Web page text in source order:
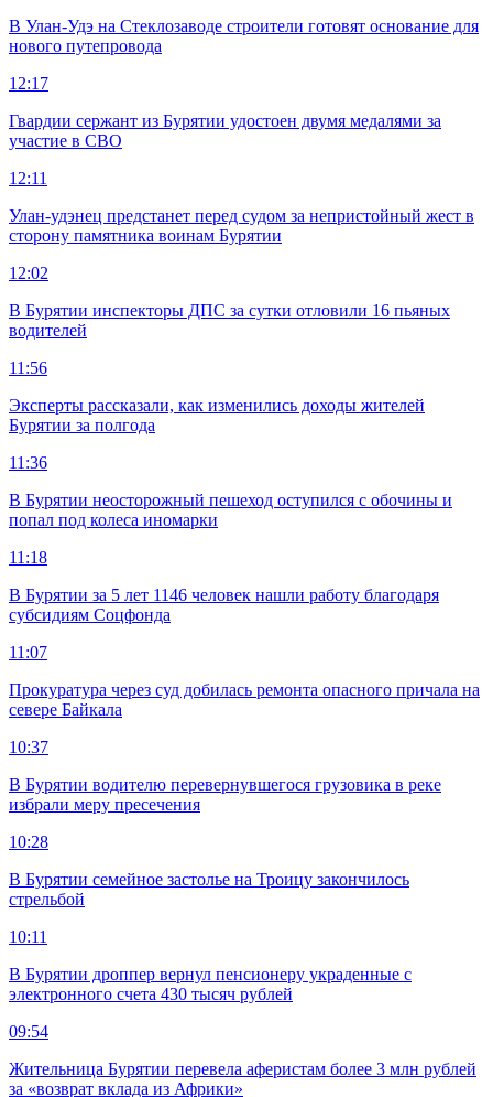
В Улан-Удэ на Стеклозаводе строители готовят основание для
нового путепровода
12:17
Гвардии сержант из Бурятии удостоен двумя медалями за
участие в СВО
12:11
Улан-удэнец предстанет перед судом за непристойный жест в
сторону памятника воинам Бурятии
12:02
В Бурятии инспекторы ДПС за сутки отловили 16 пьяных
водителей
11:56
Эксперты рассказали, как изменились доходы жителей
Бурятии за полгода
11:36
В Бурятии неосторожный пешеход оступился с обочины и
попал под колеса иномарки
11:18
В Бурятии за 5 лет 1146 человек нашли работу благодаря
субсидиям Соцфонда
11:07
Прокуратура через суд добилась ремонта опасного причала на
севере Байкала
10:37
В Бурятии водителю перевернувшегося грузовика в реке
избрали меру пресечения
10:28
В Бурятии семейное застолье на Троицу закончилось
стрельбой
10:11
В Бурятии дроппер вернул пенсионеру украденные с
электронного счета 430 тысяч рублей
09:54
Жительница Бурятии перевела аферистам более 3 млн рублей
за «возврат вклада из Африки»